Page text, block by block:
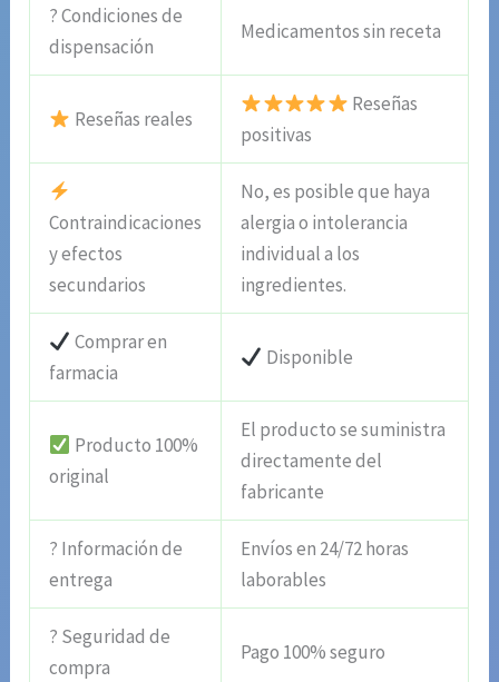
? Condiciones de
dispensación
Medicamentos sin receta
Reseñas reales
Reseñas
positivas
Contraindicaciones
y efectos
secundarios
No, es posible que haya
alergia o intolerancia
individual a los
ingredientes.
Comprar en
farmacia
Disponible
Producto 100%
original
El producto se suministra
directamente del
fabricante
? Información de
entrega
Envíos en 24/72 horas
laborables
? Seguridad de
compra
Pago 100% seguro